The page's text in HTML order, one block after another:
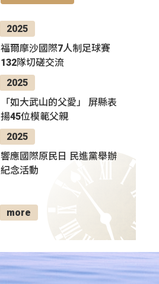
2025
福爾摩沙國際7人制足球賽
132隊切磋交流
2025
「如大武山的父愛」 屏縣表
揚45位模範父親
2025
響應國際原民日 民進黨舉辦
紀念活動
more